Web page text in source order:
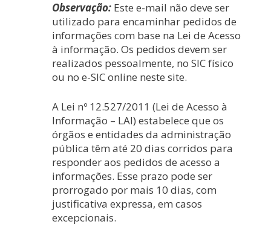
Observação: Este e-mail não deve ser
utilizado para encaminhar pedidos de
informações com base na Lei de Acesso
à informação. Os pedidos devem ser
realizados pessoalmente, no SIC físico
ou no e-SIC online neste site.
A Lei nº 12.527/2011 (Lei de Acesso à
Informação – LAI) estabelece que os
órgãos e entidades da administração
pública têm até 20 dias corridos para
responder aos pedidos de acesso a
informações. Esse prazo pode ser
prorrogado por mais 10 dias, com
justificativa expressa, em casos
excepcionais.